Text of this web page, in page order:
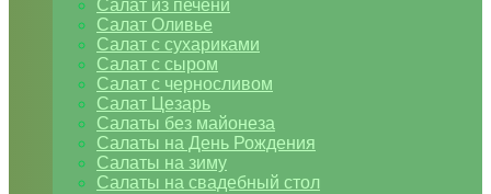
Салат из печени
Салат Оливье
Салат с сухариками
Салат с сыром
Салат с черносливом
Салат Цезарь
Салаты без майонеза
Салаты на День Рождения
Салаты на зиму
Салаты на свадебный стол